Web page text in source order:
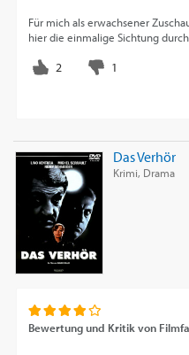
Für mich als erwachsener
hier die einmalige Sichtung
Das Verhör
Krimi, Drama
Bewertung und Kritik von